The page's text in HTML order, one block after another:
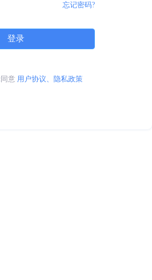
忘记密码?
登录
意 用户协议、隐私政策